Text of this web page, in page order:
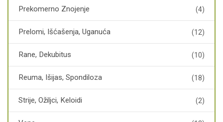
Prekomerno Znojenje (4)
Prelomi, Išćašenja, Uganuća (12)
Rane, Dekubitus (10)
Reuma, Išijas, Spondiloza (18)
Strije, Ožiljci, Keloidi (2)